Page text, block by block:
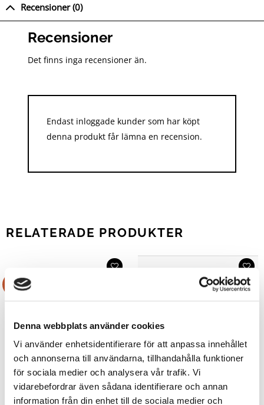
Denna webbplats använder cookies
Vi använder enhetsidentifierare för att anpassa innehållet
och annonserna till användarna, tillhandahålla funktioner
för sociala medier och analysera vår trafik. Vi
vidarebefordrar även sådana identifierare och annan
information från din enhet till de sociala medier och
Recensioner (0)
Recensioner
Det finns inga recensioner än.
Endast inloggade kunder som har köpt
denna produkt får lämna en recension.
RELATERADE PRODUKTER
Rea!